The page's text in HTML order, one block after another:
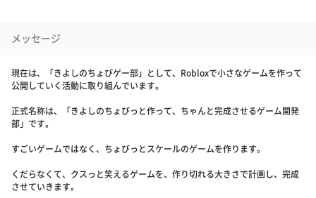
メッセージ
現在は、「きよしのちょびゲー部」として、Robloxで小さなゲームを作って
公開していく活動に取り組んでいます。
正式名称は、「きよしのちょびっと作って、ちゃんと完成させるゲーム開発
部」です。
すごいゲームではなく、ちょびっとスケールのゲームを作ります。
くだらなくて、クスっと笑えるゲームを、作り切れる大きさで計画し、完成
させていきます。